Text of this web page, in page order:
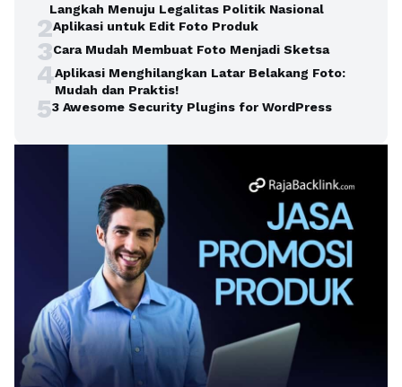
Langkah Menuju Legalitas Politik Nasional
2Aplikasi untuk Edit Foto Produk
3Cara Mudah Membuat Foto Menjadi Sketsa
4Aplikasi Menghilangkan Latar Belakang Foto:
Mudah dan Praktis!
53 Awesome Security Plugins for WordPress